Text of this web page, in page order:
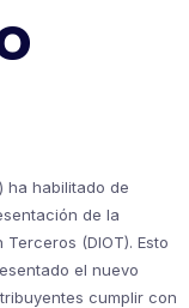
ha habilitado de
de la
(DIOT). Esto
el nuevo
cumplir con